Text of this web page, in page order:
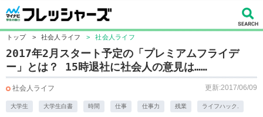
トップ > 社会人ライフ > 社会人ライフ
2017年2月スタート予定の「プレミアムフライデ
ー」とは？ 15時退社に社会人の意見は……
社会人ライフ 更新:2017/06/09
大学生 大学生白書 時間 仕事 仕事力 残業 ライフハック.